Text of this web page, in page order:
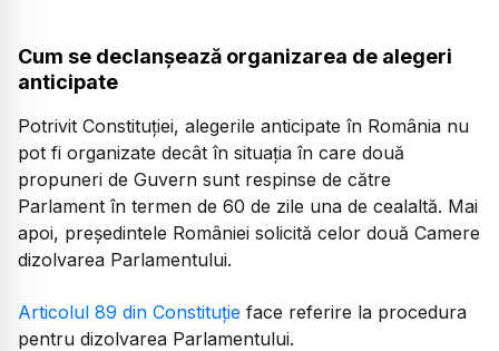
Cum se declanșează organizarea de alegeri
anticipate
Potrivit Constituției, alegerile anticipate în România nu
pot fi organizate decât în situația în care două
propuneri de Guvern sunt respinse de către
Parlament în termen de 60 de zile una de cealaltă. Mai
apoi, preşedintele României solicită celor două Camere
dizolvarea Parlamentului.
Articolul 89 din Constituție face referire la procedura
pentru dizolvarea Parlamentului.